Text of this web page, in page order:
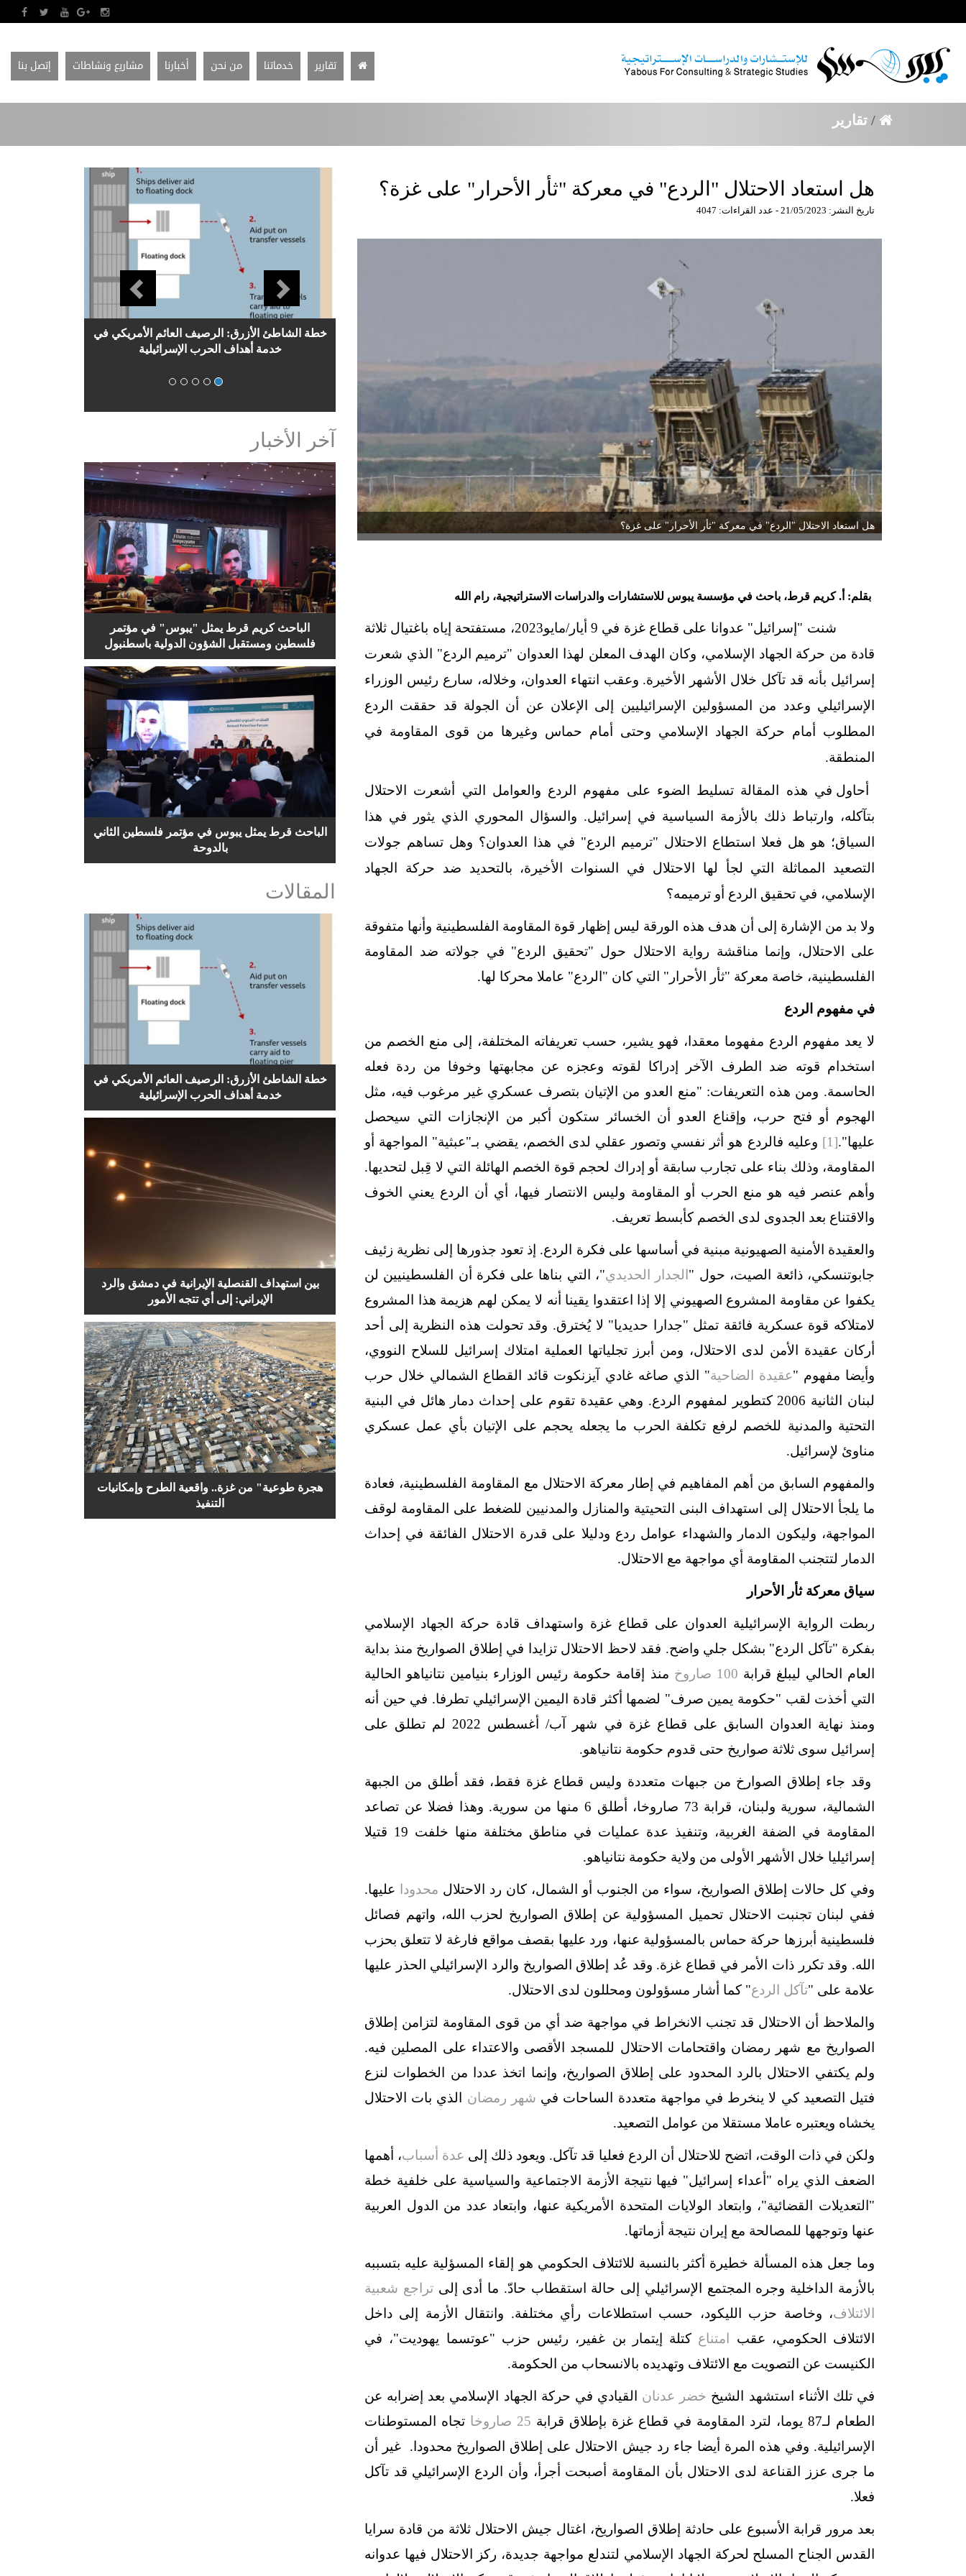
تقارير خدماتنا من نحن أخبارنا مشاريع ونشاطات إتصل بنا
/ تقارير
هل استعاد الاحتلال "الردع" في معركة "ثأر الأحرار" على غزة؟
تاريخ النشر: 21/05/2023 - عدد القراءات: 4047
هل استعاد الاحتلال "الردع" في معركة "ثأر الأحرار" على غزة؟
بقلم: أ. كريم قرط، باحث في مؤسسة يبوس للاستشارات والدراسات الاستراتيجية، رام الله
شنت "إسرائيل" عدوانا على قطاع غزة في 9 أيار/مايو2023، مستفتحة إياه باغتيال ثلاثة
قادة من حركة الجهاد الإسلامي، وكان الهدف المعلن لهذا العدوان "ترميم الردع" الذي شعرت
إسرائيل بأنه قد تآكل خلال الأشهر الأخيرة. وعقب انتهاء العدوان، وخلاله، سارع رئيس الوزراء
الإسرائيلي وعدد من المسؤولين الإسرائيليين إلى الإعلان عن أن الجولة قد حققت الردع
المطلوب أمام حركة الجهاد الإسلامي وحتى أمام حماس وغيرها من قوى المقاومة في
المنطقة.
أحاول في هذه المقالة تسليط الضوء على مفهوم الردع والعوامل التي أشعرت الاحتلال
بتآكله، وارتباط ذلك بالأزمة السياسية في إسرائيل. والسؤال المحوري الذي يثور في هذا
السياق؛ هو هل فعلا استطاع الاحتلال "ترميم الردع" في هذا العدوان؟ وهل تساهم جولات
التصعيد المماثلة التي لجأ لها الاحتلال في السنوات الأخيرة، بالتحديد ضد حركة الجهاد
الإسلامي، في تحقيق الردع أو ترميمه؟
ولا بد من الإشارة إلى أن هدف هذه الورقة ليس إظهار قوة المقاومة الفلسطينية وأنها متفوقة
على الاحتلال، وإنما مناقشة رواية الاحتلال حول "تحقيق الردع" في جولاته ضد المقاومة
الفلسطينية، خاصة معركة "ثأر الأحرار" التي كان "الردع" عاملا محركا لها.
في مفهوم الردع
لا يعد مفهوم الردع مفهوما معقدا، فهو يشير، حسب تعريفاته المختلفة، إلى منع الخصم من
استخدام قوته ضد الطرف الآخر إدراكا لقوته وعجزه عن مجابهتها وخوفا من ردة فعله
الحاسمة. ومن هذه التعريفات: "منع العدو من الإتيان بتصرف عسكري غير مرغوب فيه، مثل
الهجوم أو فتح حرب، وإقناع العدو أن الخسائر ستكون أكبر من الإنجازات التي سيحصل
عليها".[1] وعليه فالردع هو أثر نفسي وتصور عقلي لدى الخصم، يقضي بـ"عبثية" المواجهة أو
المقاومة، وذلك بناء على تجارب سابقة أو إدراك لحجم قوة الخصم الهائلة التي لا قِبل لتحديها.
وأهم عنصر فيه هو منع الحرب أو المقاومة وليس الانتصار فيها، أي أن الردع يعني الخوف
والاقتناع بعد الجدوى لدى الخصم كأبسط تعريف.
والعقيدة الأمنية الصهيونية مبنية في أساسها على فكرة الردع. إذ تعود جذورها إلى نظرية زئيف
جابوتنسكي، ذائعة الصيت، حول " الجدار الحديدي"، التي بناها على فكرة أن الفلسطينيين لن
يكفوا عن مقاومة المشروع الصهيوني إلا إذا اعتقدوا يقينا أنه لا يمكن لهم هزيمة هذا المشروع
لامتلاكه قوة عسكرية فائقة تمثل "جدارا حديديا" لا يُخترق. وقد تحولت هذه النظرية إلى أحد
أركان عقيدة الأمن لدى الاحتلال، ومن أبرز تجلياتها العملية امتلاك إسرائيل للسلاح النووي،
وأيضا مفهوم "عقيدة الضاحية" الذي صاغه غادي آيزنكوت قائد القطاع الشمالي خلال حرب
لبنان الثانية 2006 كتطوير لمفهوم الردع. وهي عقيدة تقوم على إحداث دمار هائل في البنية
التحتية والمدنية للخصم لرفع تكلفة الحرب ما يجعله يحجم على الإتيان بأي عمل عسكري
مناوئ لإسرائيل.
والمفهوم السابق من أهم المفاهيم في إطار معركة الاحتلال مع المقاومة الفلسطينية، فعادة
ما يلجأ الاحتلال إلى استهداف البنى التحيتية والمنازل والمدنيين للضغط على المقاومة لوقف
المواجهة، وليكون الدمار والشهداء عوامل ردع ودليلا على قدرة الاحتلال الفائقة في إحداث
الدمار لتتجنب المقاومة أي مواجهة مع الاحتلال.
سياق معركة ثأر الأحرار
ربطت الرواية الإسرائيلية العدوان على قطاع غزة واستهداف قادة حركة الجهاد الإسلامي
بفكرة "تآكل الردع" بشكل جلي واضح. فقد لاحظ الاحتلال تزايدا في إطلاق الصواريخ منذ بداية
العام الحالي ليبلغ قرابة 100 صاروخ
منذ إقامة حكومة رئيس الوزارء بنيامين نتانياهو الحالية
التي أخذت لقب "حكومة يمين صرف" لضمها أكثر قادة اليمين الإسرائيلي تطرفا. في حين أنه
ومنذ نهاية العدوان السابق على قطاع غزة في شهر آب/ أغسطس 2022 لم تطلق على
إسرائيل سوى ثلاثة صواريخ حتى قدوم حكومة نتانياهو.
وقد جاء إطلاق الصوارخ من جبهات متعددة وليس قطاع غزة فقط، فقد أطلق من الجبهة
الشمالية، سورية ولبنان، قرابة 73 صاروخا، أطلق 6 منها من سورية. وهذا فضلا عن تصاعد
المقاومة في الضفة الغربية، وتنفيذ عدة عمليات في مناطق مختلفة منها خلفت 19 قتيلا
إسرائيليا خلال الأشهر الأولى من ولاية حكومة نتانياهو.
وفي كل حالات إطلاق الصواريخ، سواء من الجنوب أو الشمال، كان رد الاحتلال محدودا
عليها.
ففي لبنان تجنبت الاحتلال تحميل المسؤولية عن إطلاق الصواريخ لحزب الله، واتهم فصائل
فلسطينية أبرزها حركة حماس بالمسؤولية عنها، ورد عليها بقصف مواقع فارغة لا تتعلق بحزب
الله. وقد تكرر ذات الأمر في قطاع غزة. وقد عُد إطلاق الصواريخ والرد الإسرائيلي الحذر عليها
علامة على "تآكل الردع" كما أشار مسؤولون ومحللون لدى الاحتلال.
والملاحظ أن الاحتلال قد تجنب الانخراط في مواجهة ضد أي من قوى المقاومة لتزامن إطلاق
الصواريخ مع شهر رمضان واقتحامات الاحتلال للمسجد الأقصى والاعتداء على المصلين فيه.
ولم يكتفي الاحتلال بالرد المحدود على إطلاق الصواريخ، وإنما اتخذ عددا من الخطوات لنزع
فتيل التصعيد كي لا ينخرط في مواجهة متعددة الساحات في شهر رمضان الذي بات الاحتلال
يخشاه ويعتبره عاملا مستقلا من عوامل التصعيد.
ولكن في ذات الوقت، اتضح للاحتلال أن الردع فعليا قد تآكل. ويعود ذلك إلى عدة أسباب، أهمها
الضعف الذي يراه "أعداء إسرائيل" فيها نتيجة الأزمة الاجتماعية والسياسية على خلفية خطة
"التعديلات القضائية"، وابتعاد الولايات المتحدة الأمريكية عنها، وابتعاد عدد من الدول العربية
عنها وتوجهها للمصالحة مع إيران نتيجة أزماتها.
وما جعل هذه المسألة خطيرة أكثر بالنسبة للائتلاف الحكومي هو إلقاء المسؤلية عليه بتسببه
بالأزمة الداخلية وجره المجتمع الإسرائيلي إلى حالة استقطاب حادّ. ما أدى إلىتراجع شعبية
الائتلاف، وخاصة حزب الليكود، حسب استطلاعات رأي مختلفة. وانتقال الأزمة إلى داخل
الائتلاف الحكومي، عقب
امتناع كتلة إيتمار بن غفير، رئيس حزب "عوتسما يهوديت"، في
الكنيست عن التصويت مع الائتلاف وتهديده بالانسحاب من الحكومة.
في تلك الأثناء استشهد الشيخ خضر عدنان القيادي في حركة الجهاد الإسلامي بعد إضرابه عن
الطعام لـ87 يوما، لترد المقاومة في قطاع غزة بإطلاق قرابة
25 صاروخا
تجاه المستوطنات
الإسرائيلية. وفي هذه المرة أيضا جاء رد جيش الاحتلال على إطلاق الصواريخ محدودا. غير أن
ما جرى عزز القناعة لدى الاحتلال بأن المقاومة أصبحت أجرأ، وأن الردع الإسرائيلي قد تآكل
فعلا.
بعد مرور قرابة الأسبوع على حادثة إطلاق الصواريخ، اغتال جيش الاحتلال ثلاثة من قادة سرايا
القدس الجناح المسلح لحركة الجهاد الإسلامي لتندلع مواجهة جديدة، ركز الاحتلال فيها عدوانه
بين استهداف القنصلية الإيرانية في دمشق والرد
الإيراني: إلى أي تتجه الأمور
Previous
آخر الأخبار
الباحث كريم قرط يمثل "يبوس" في مؤتمر
فلسطين ومستقبل الشؤون الدولية باسطنبول
الباحث قرط يمثل يبوس في مؤتمر فلسطين الثاني
بالدوحة
المقالات
خطة الشاطئ الأزرق: الرصيف العائم الأمريكي في
خدمة أهداف الحرب الإسرائيلية
بين استهداف القنصلية الإيرانية في دمشق والرد
الإيراني: إلى أي تتجه الأمور
هجرة طوعية" من غزة.. واقعية الطرح وإمكانيات
التنفيذ